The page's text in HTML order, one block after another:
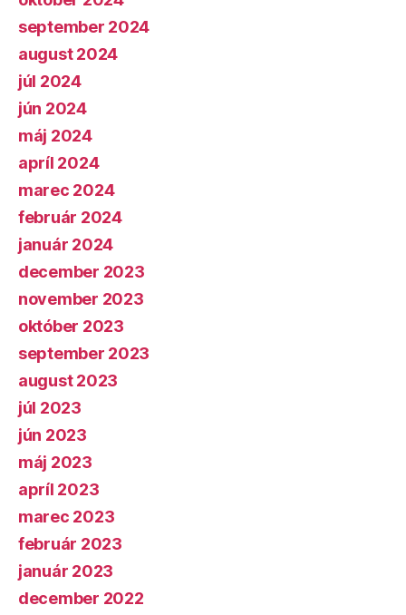
september 2024
august 2024
júl 2024
jún 2024
máj 2024
apríl 2024
marec 2024
február 2024
január 2024
december 2023
november 2023
október 2023
september 2023
august 2023
júl 2023
jún 2023
máj 2023
apríl 2023
marec 2023
február 2023
január 2023
december 2022